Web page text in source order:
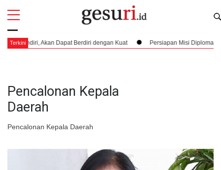
TerkiniAkan Dapat Berdiri dengan Kuat Persiapan Misi Diplomatik
Pencalonan Kepala
Daerah
Pencalonan Kepala Daerah
All